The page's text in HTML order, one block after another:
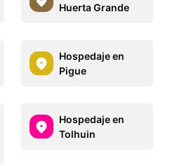
Huerta Grande
Hospedaje en
Pigue
Hospedaje en
Tolhuin